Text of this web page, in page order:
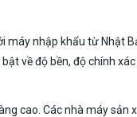
máy nhập khẩu từ Nhật
về độ bền, độ chính
cao. Các nhà máy